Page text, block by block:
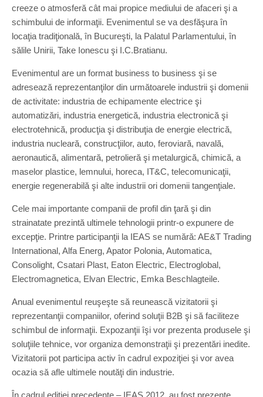
creeze o atmosferă cât mai propice mediului de afaceri şi a
schimbului de informaţii. Evenimentul se va desfăşura în
locaţia tradiţională, în Bucureşti, la Palatul Parlamentului, în
sălile Unirii, Take Ionescu şi I.C.Bratianu.
Evenimentul are un format business to business şi se
adresează reprezentanţilor din următoarele industrii şi domenii
de activitate: industria de echipamente electrice şi
automatizări, industria energetică, industria electronică şi
electrotehnică, producţia şi distribuţia de energie electrică,
industria nucleară, construcţiilor, auto, feroviară, navală,
aeronautică, alimentară, petrolieră şi metalurgică, chimică, a
maselor plastice, lemnului, horeca, IT&C, telecomunicaţii,
energie regenerabilă şi alte industrii ori domenii tangenţiale.
Cele mai importante companii de profil din ţară şi din
strainatate prezintă ultimele tehnologii printr-o expunere de
excepţie. Printre participanţii la IEAS se numără: AE&T Trading
International, Alfa Energ, Apator Polonia, Automatica,
Consolight, Csatari Plast, Eaton Electric, Electroglobal,
Electromagnetica, Elvan Electric, Emka Beschlagteile.
Anual evenimentul reuşeşte să reunească vizitatorii şi
reprezentanţii companiilor, oferind soluţii B2B şi să faciliteze
schimbul de informaţii. Expozanţii îşi vor prezenta produsele şi
soluţiile tehnice, vor organiza demonstraţii şi prezentări inedite.
Vizitatorii pot participa activ în cadrul expoziţiei şi vor avea
ocazia să afle ultimele noutăţi din industrie.
În cadrul ediţiei precedente – IEAS 2012, au fost prezente